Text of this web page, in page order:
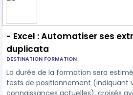
- Excel : Automatiser ses
duplicata
DESTINATION FORMATION
La durée de la formation sera
tests de positionnement (indiquant
connaissances actuelles), croisés